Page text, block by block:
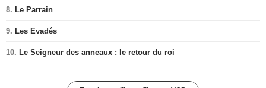
8. Le Parrain
9. Les Evadés
10. Le Seigneur des anneaux : le retour du roi